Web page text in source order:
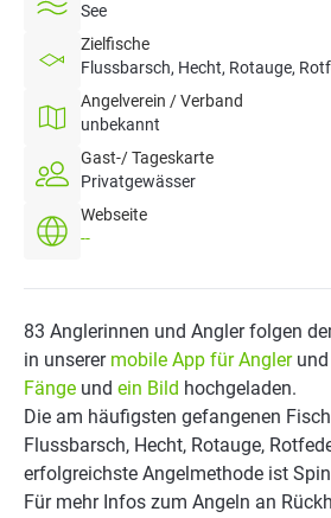
See
Zielfische
Flussbarsch, Hecht, Rotauge,
Angelverein / Verband
unbekannt
Gast-/ Tageskarte
Privatgewässer
Webseite
--
83 Anglerinnen und Angler folgen
in unserer mobile App für Anglerund
Fänge und ein Bild hochgeladen.
Die am häufigsten gefangenen
Flussbarsch, Hecht, Rotauge,
erfolgreichste Angelmethode ist
Für mehr Infos zum Angeln an